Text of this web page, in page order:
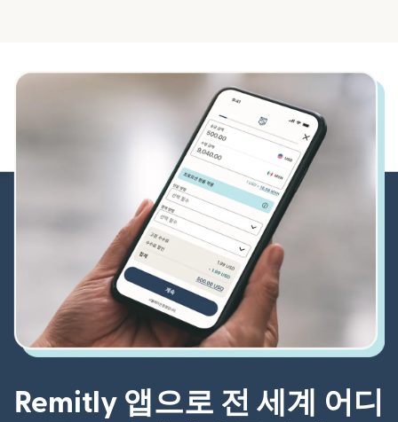
Remitly 앱으로 전 세계 어디